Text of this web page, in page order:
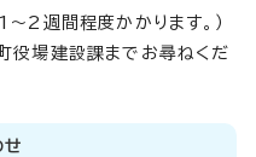
2週間程度かかります。）
役場建設課までお尋ねくだ
せ